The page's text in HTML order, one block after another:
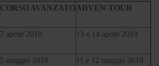
CORSO AVANZATOADVEN-TOUR
7 aprile 2019 13 e 14 aprile 2019
5 maggio 2019 11 e 12 maggio 2019